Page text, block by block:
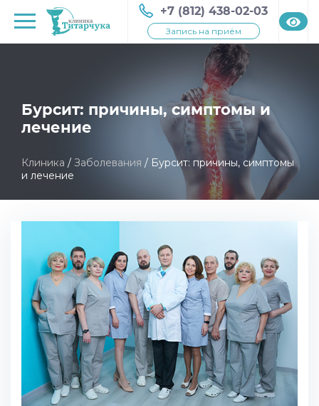
+7 (812) 438-02-03
Запись на приём
Бурсит: причины, симптомы и
лечение
Клиника / Заболевания / Бурсит: причины, симптомы
и лечение